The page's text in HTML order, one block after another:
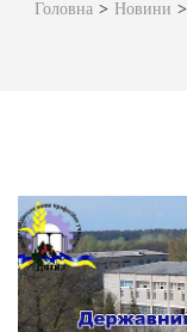
Головна > Новини >